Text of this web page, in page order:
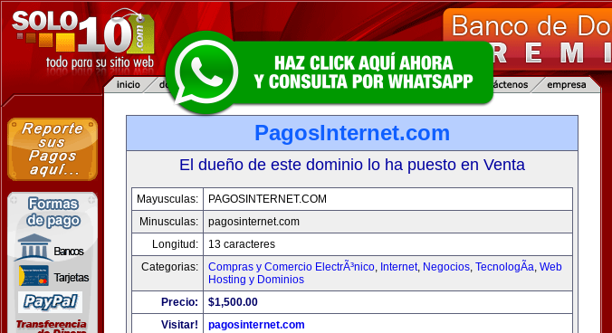
PagosInternet.com
El dueño de este dominio lo ha puesto en Venta
Mayusculas:
PAGOSINTERNET.COM
Minusculas:
pagosinternet.com
Longitud:
13 caracteres
Categorias:
Compras y Comercio ElectrÃ³nico, Internet, Negocios, TecnologÃ­a, Web
Hosting y Dominios
Precio:
$1,500.00
Visitar!
pagosinternet.com